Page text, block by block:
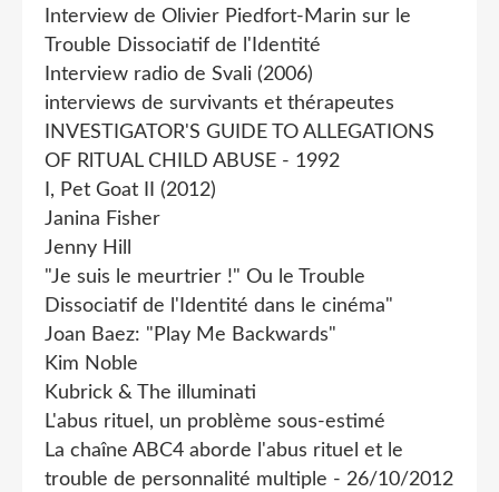
Interview de Olivier Piedfort-Marin sur le
Trouble Dissociatif de l'Identité
Interview radio de Svali (2006)
interviews de survivants et thérapeutes
INVESTIGATOR'S GUIDE TO ALLEGATIONS
OF RlTUAL CHILD ABUSE - 1992
I, Pet Goat II (2012)
Janina Fisher
Jenny Hill
"Je suis le meurtrier !" Ou le Trouble
Dissociatif de l'Identité dans le cinéma"
Joan Baez: "Play Me Backwards"
Kim Noble
Kubrick & The illuminati
L'abus rituel, un problème sous-estimé
La chaîne ABC4 aborde l'abus rituel et le
trouble de personnalité multiple - 26/10/2012